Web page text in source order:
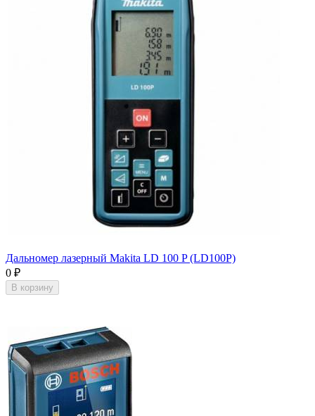
Дальномер лазерный Makita LD 100 P (LD100P)
0 ₽
В корзину